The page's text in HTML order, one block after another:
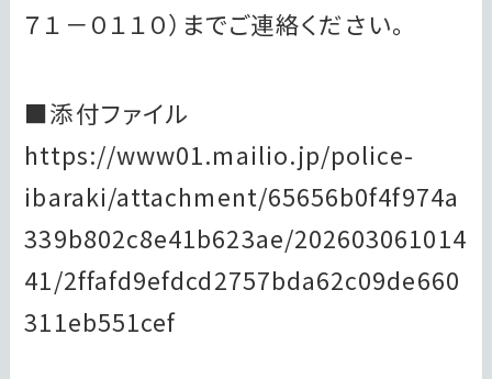
７１－０１１０）までご連絡ください。
■添付ファイル
https://www01.mailio.jp/police-
ibaraki/attachment/65656b0f4f974a
339b802c8e41b623ae/202603061014
41/2ffafd9efdcd2757bda62c09de660
311eb551cef